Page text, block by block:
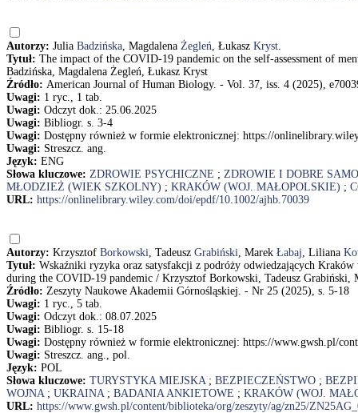
Autorzy: Julia Badzińska, Magdalena Żegleń, Łukasz Kryst.
Tytuł: The impact of the COVID-19 pandemic on the self-assessment of
Badzińska, Magdalena Żegleń, Łukasz Kryst
Źródło: American Journal of Human Biology. - Vol. 37, iss. 4 (2025),
Uwagi: 1 ryc., 1 tab.
Uwagi: Odczyt dok.: 25.06.2025
Uwagi: Bibliogr. s. 3-4
Uwagi: Dostępny również w formie elektronicznej: https://
Uwagi: Streszcz. ang.
Język: ENG
Słowa kluczowe: ZDROWIE PSYCHICZNE ; ZDROWIE I DOBRE
MŁODZIEŻ (WIEK SZKOLNY) ; KRAKÓW (WOJ. MAŁOPOLSKIE) ;
URL: https://onlinelibrary.wiley.com/doi/epdf/10.1002/ajhb.70039
Autorzy: Krzysztof Borkowski, Tadeusz Grabiński, Marek Łabaj, Liliana
Tytuł: Wskaźniki ryzyka oraz satysfakcji z podróży odwiedzających
during the COVID-19 pandemic / Krzysztof Borkowski, Tadeusz
Źródło: Zeszyty Naukowe Akademii Górnośląskiej. - Nr 25 (2025), s. 5-18
Uwagi: 1 ryc., 5 tab.
Uwagi: Odczyt dok.: 08.07.2025
Uwagi: Bibliogr. s. 15-18
Uwagi: Dostępny również w formie elektronicznej: https://www.gwsh.pl/
Uwagi: Streszcz. ang., pol.
Język: POL
Słowa kluczowe: TURYSTYKA MIEJSKA; BEZPIECZEŃSTWO ;
WOJNA; UKRAINA; BADANIA ANKIETOWE ; KRAKÓW (WOJ.
URL: https://www.gwsh.pl/content/biblioteka/org/zeszyty/ag/zn25/